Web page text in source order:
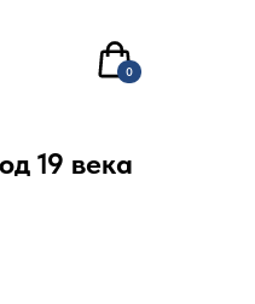
0
19 века